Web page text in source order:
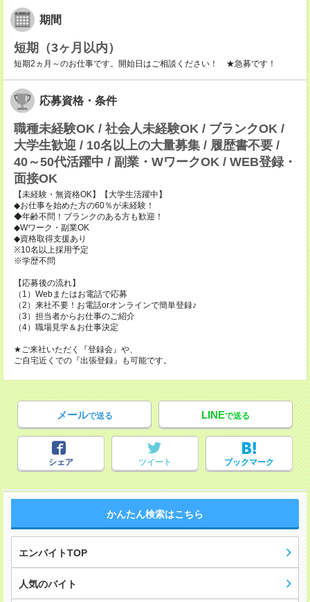
期間
短期（3ヶ月以内）
短期2ヵ月～のお仕事です。開始日はご相談ください！ ★急募です！
応募資格・条件
職種未経験OK / 社会人未経験OK / ブランクOK /
大学生歓迎 / 10名以上の大量募集 / 履歴書不要 /
40～50代活躍中 / 副業・WワークOK / WEB登録・
面接OK
【未経験・無資格OK】【大学生活躍中】
◆お仕事を始めた方の60％が未経験！
◆年齢不問！ブランクのある方も歓迎！
◆Wワーク・副業OK
◆資格取得支援あり
※10名以上採用予定
※学歴不問
【応募後の流れ】
（1）Webまたはお電話で応募
（2）来社不要！お電話orオンラインで簡単登録♪
（3）担当者からお仕事のご紹介
（4）職場見学＆お仕事決定
★ご来社いただく『登録会』や、
ご自宅近くでの『出張登録』も可能です。
メールで送る LINEで送る
シェア ツイート ブックマーク
かんたん検索はこちら
エンバイトTOP
人気のバイト